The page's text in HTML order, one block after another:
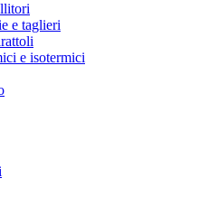
e taglieri
e isotermici